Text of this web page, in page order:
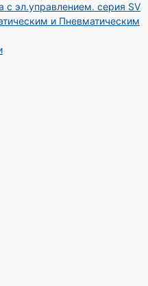
с эл.управлением. серия SV
и Пневматическим